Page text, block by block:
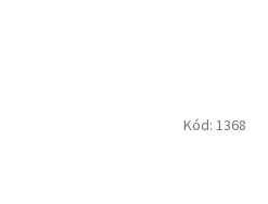
Kód: 1368